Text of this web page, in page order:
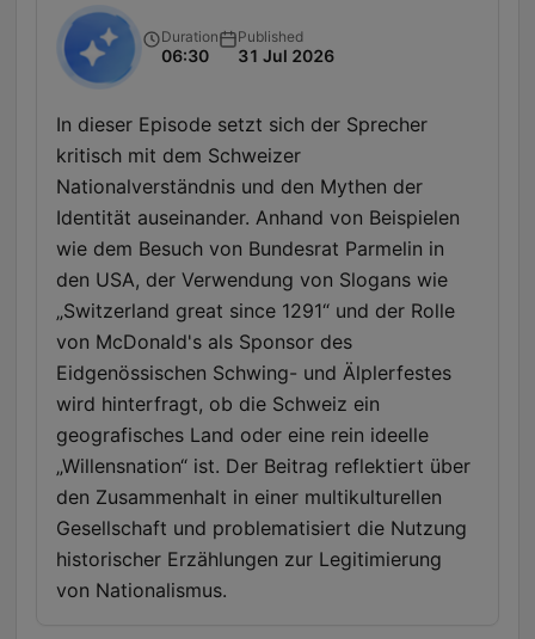
Duration
06:30
Published
31 Jul 2026
In dieser Episode setzt sich der Sprecher
kritisch mit dem Schweizer
Nationalverständnis und den Mythen der
Identität auseinander. Anhand von Beispielen
wie dem Besuch von Bundesrat Parmelin in
den USA, der Verwendung von Slogans wie
„Switzerland great since 1291“ und der Rolle
von McDonald's als Sponsor des
Eidgenössischen Schwing- und Älplerfestes
wird hinterfragt, ob die Schweiz ein
geografisches Land oder eine rein ideelle
„Willensnation“ ist. Der Beitrag reflektiert über
den Zusammenhalt in einer multikulturellen
Gesellschaft und problematisiert die Nutzung
historischer Erzählungen zur Legitimierung
von Nationalismus.